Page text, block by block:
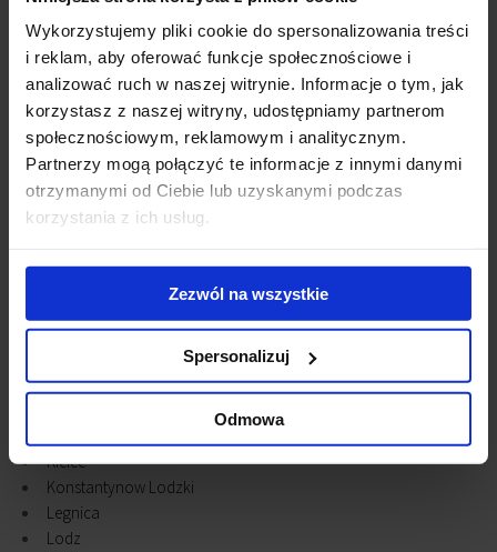
Wykorzystujemy pliki cookie do spersonalizowania treści
i reklam, aby oferować funkcje społecznościowe i
analizować ruch w naszej witrynie. Informacje o tym, jak
korzystasz z naszej witryny, udostępniamy partnerom
społecznościowym, reklamowym i analitycznym.
Partnerzy mogą połączyć te informacje z innymi danymi
otrzymanymi od Ciebie lub uzyskanymi podczas
korzystania z ich usług.
Zezwól na wszystkie
Spersonalizuj
Odmowa
Previous Next
Other cities
Bialystok
Bielsko-Biala
Czestochowa
Gdynia
Kielce
Konstantynow Lodzki
Legnica
Lodz